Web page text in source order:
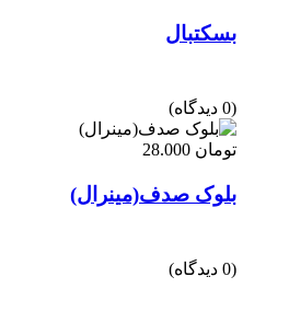
بسکتبال
(0 دیدگاه)
تومان
بلوک صدف(مینرال)
(0 دیدگاه)